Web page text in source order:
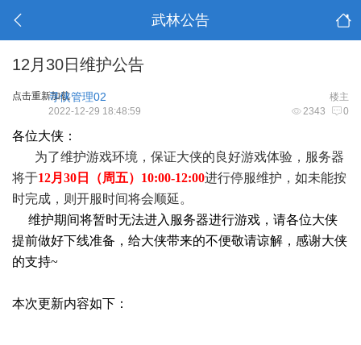
武林公告
12月30日维护公告
点击重新加载 楼主
寻侠管理02
2343 0
2022-12-29 18:48:59
各位大侠：
为了维护游戏环境，保证大侠的良好游戏体验，服务器
将于12月30日（周五）10:00-12:00进行停服维护，如未能按
时完成，则开服时间将会顺延。
维护期间将暂时无法进入服务器进行游戏，请各位大侠
提前做好下线准备，给大侠带来的不便敬请谅解，感谢大侠
的支持~
本次更新内容如下：